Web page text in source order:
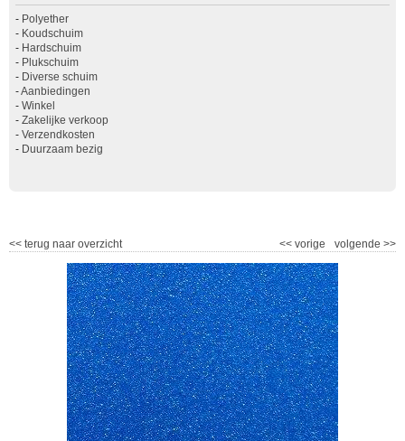
- Polyether
- Koudschuim
- Hardschuim
- Plukschuim
- Diverse schuim
-Aanbiedingen
- Winkel
- Zakelijke verkoop
- Verzendkosten
- Duurzaam bezig
<< terug naar overzicht volgende >>
<< vorige